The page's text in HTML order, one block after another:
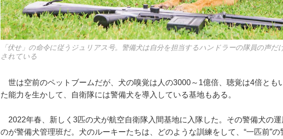
「伏せ」の命令に従うジュリアス号。警備犬は自分を担当するハンドラーの隊員の声だ
されている
世は空前のペットブームだが、犬の嗅覚は人の3000～1億倍、聴覚は4倍とも
た能力を生かして、自衛隊には警備犬を導入している基地もある。
2022年春、新しく3匹の犬が航空自衛隊入間基地に入隊した。その警備犬の運
のが警備犬管理班だ。犬のルーキーたちは、どのような訓練をして、“一匹前”